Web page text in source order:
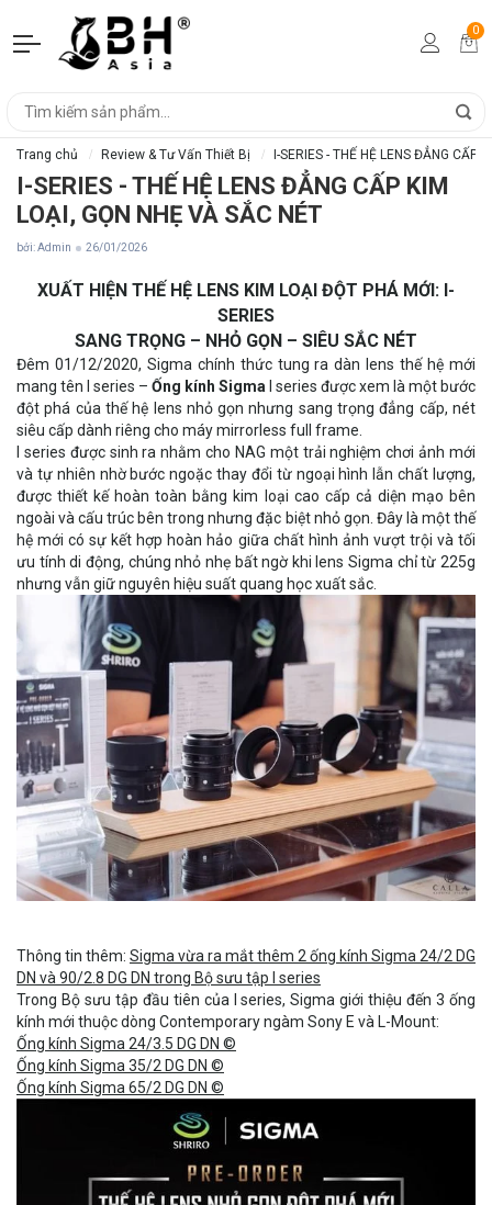
0
Trang chủ Review & Tư Vấn Thiết Bị I-SERIES - THẾ HỆ LENS ĐẲNG CẤP
I-SERIES - THẾ HỆ LENS ĐẲNG CẤP KIM
LOẠI, GỌN NHẸ VÀ SẮC NÉT
bởi: Admin 26/01/2026
XUẤT HIỆN THẾ HỆ LENS KIM LOẠI ĐỘT PHÁ MỚI: I-
SERIES
SANG TRỌNG – NHỎ GỌN – SIÊU SẮC NÉT
Đêm 01/12/2020, Sigma chính thức tung ra dàn lens thế hệ mới
mang tên I series – Ống kính Sigma I series được xem là một bước
đột phá của thế hệ lens nhỏ gọn nhưng sang trọng đẳng cấp, nét
siêu cấp dành riêng cho máy mirrorless full frame.
I series được sinh ra nhằm cho NAG một trải nghiệm chơi ảnh mới
và tự nhiên nhờ bước ngoặc thay đổi từ ngoại hình lẫn chất lượng,
được thiết kế hoàn toàn bằng kim loại cao cấp cả diện mạo bên
ngoài và cấu trúc bên trong nhưng đặc biệt nhỏ gọn. Đây là một thế
hệ mới có sự kết hợp hoàn hảo giữa chất hình ảnh vượt trội và tối
ưu tính di động, chúng nhỏ nhẹ bất ngờ khi lens Sigma chỉ từ 225g
nhưng vẫn giữ nguyên hiệu suất quang học xuất sắc.
Thông tin thêm: Sigma vừa ra mắt thêm 2 ống kính Sigma 24/2 DG
DN và 90/2.8 DG DN trong Bộ sưu tập I series
Trong Bộ sưu tập đầu tiên của I series, Sigma giới thiệu đến 3 ống
kính mới thuộc dòng Contemporary ngàm Sony E và L-Mount:
Ống kính Sigma 24/3.5 DG DN ©
Ống kính Sigma 35/2 DG DN ©
Ống kính Sigma 65/2 DG DN ©